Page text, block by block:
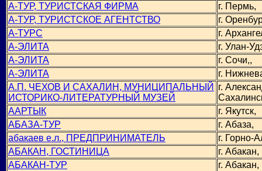
А-ТУР, ТУРИСТСКАЯ ФИРМА
г. Пермь,
А-ТУР, ТУРИСТСКОЕ АГЕНТСТВО
г.
А-ТУРС
г.
А-ЭЛИТА
г. Улан-
А-ЭЛИТА
г. Сочи,,
А-ЭЛИТА
г.
А.П. ЧЕХОВ И САХАЛИН, МУНИЦИПАЛЬНЫЙ
ИСТОРИКО-ЛИТЕРАТУРНЫЙ МУЗЕЙ
г.
ААРТЫК
г. Якутск,
АБАЗА-ТУР
г. Абаза,
абакаев е.л., ПРЕДПРИНИМАТЕЛЬ
г. Горно-
АБАКАН, ГОСТИНИЦА
г. Абакан,
АБАКАН-ТУР
г. Абакан,